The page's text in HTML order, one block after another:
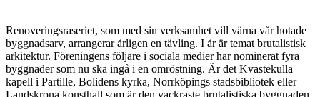
Renoveringsraseriet, som med sin verksamhet vill värna vår hotade
byggnadsarv, arrangerar årligen en tävling. I år är temat brutalistisk
arkitektur. Föreningens följare i sociala medier har nominerat fyra
byggnader som nu ska ingå i en omröstning. Är det Kvastekulla
kapell i Partille, Bolidens kyrka, Norrköpings stadsbibliotek eller
Landskrona konsthall som är den vackraste brutalistiska byggnaden